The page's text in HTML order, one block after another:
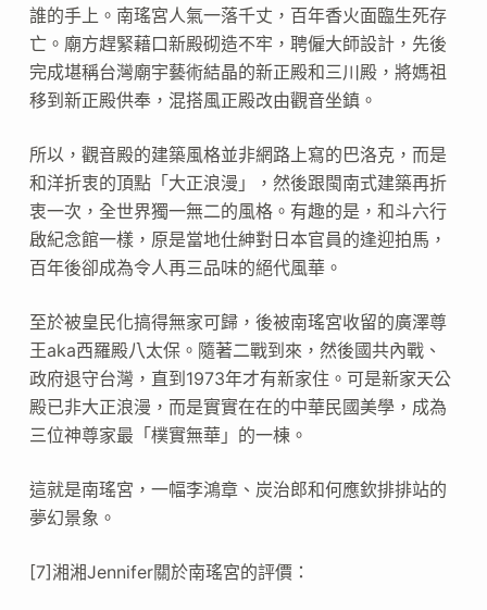
誰的手上。南瑤宮人氣一落千丈，百年香火面臨生死存
亡。廟方趕緊藉口新殿砌造不牢，聘僱大師設計，先後
完成堪稱台灣廟宇藝術結晶的新正殿和三川殿，將媽祖
移到新正殿供奉，混搭風正殿改由觀音坐鎮。
所以，觀音殿的建築風格並非網路上寫的巴洛克，而是
和洋折衷的頂點「大正浪漫」，然後跟閩南式建築再折
衷一次，全世界獨一無二的風格。有趣的是，和斗六行
啟紀念館一樣，原是當地仕紳對日本官員的逢迎拍馬，
百年後卻成為令人再三品味的絕代風華。
至於被皇民化搞得無家可歸，後被南瑤宮收留的廣澤尊
王aka西羅殿八太保。隨著二戰到來，然後國共內戰、
政府退守台灣，直到1973年才有新家住。可是新家天公
殿已非大正浪漫，而是實實在在的中華民國美學，成為
三位神尊家最「樸實無華」的一棟。
這就是南瑤宮，一幅李鴻章、炭治郎和何應欽排排站的
夢幻景象。
[7]湘湘Jennifer關於南瑤宮的評價：